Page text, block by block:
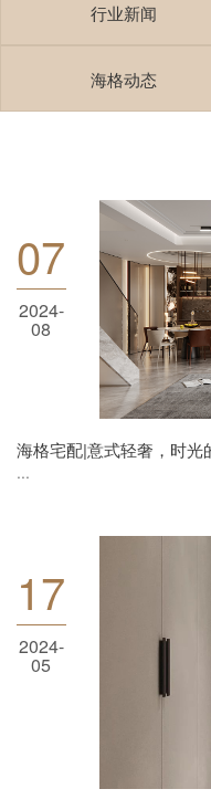
行业新闻
海格动态
07
2024-
08
海格宅配|
海格宅配|意式轻奢，时光
...
17
2024-
05 海格宅